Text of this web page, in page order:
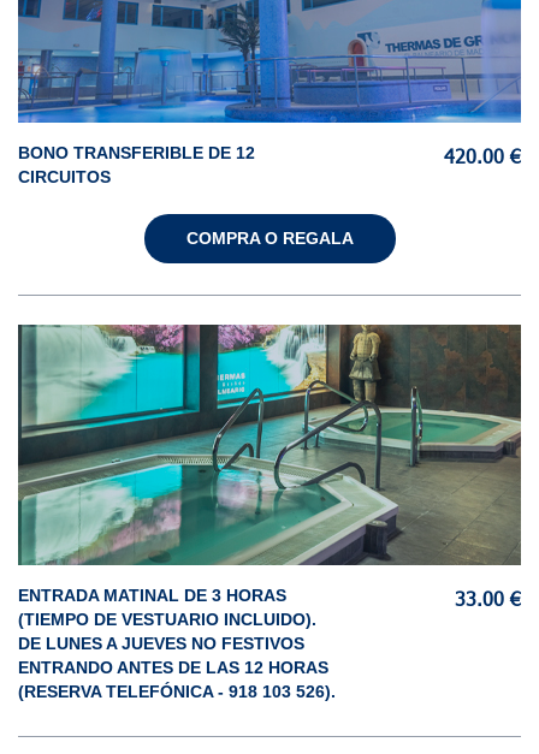
BONO TRANSFERIBLE DE 12
CIRCUITOS
420.00 €
COMPRA O REGALA
ENTRADA MATINAL DE 3 HORAS
(TIEMPO DE VESTUARIO INCLUIDO).
DE LUNES A JUEVES NO FESTIVOS
ENTRANDO ANTES DE LAS 12 HORAS
(RESERVA TELEFÓNICA - 918 103 526).
33.00 €